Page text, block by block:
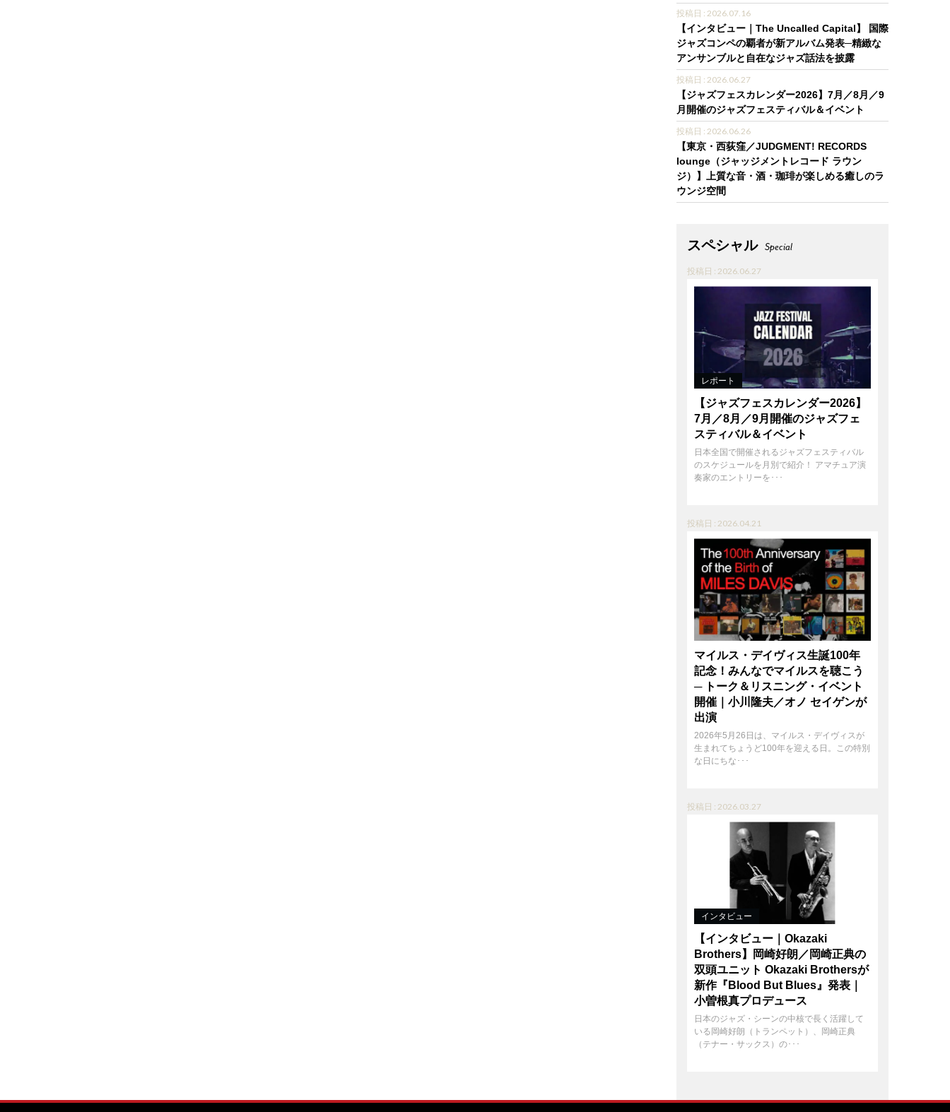
投稿日 : 2026.07.16
【インタビュー｜The Uncalled Capital】 国際
ジャズコンペの覇者が新アルバム発表─精緻な
アンサンブルと自在なジャズ話法を披露
投稿日 : 2026.06.27
【ジャズフェスカレンダー2026】7月／8月／9
月開催のジャズフェスティバル＆イベント
投稿日 : 2026.06.26
【東京・西荻窪／JUDGMENT! RECORDS
lounge（ジャッジメントレコード ラウン
ジ）】上質な音・酒・珈琲が楽しめる癒しのラ
ウンジ空間
スペシャル Special
投稿日 : 2026.06.27
レポート
【ジャズフェスカレンダー2026】
7月／8月／9月開催のジャズフェ
スティバル＆イベント
日本全国で開催されるジャズフェスティバル
のスケジュールを月別で紹介！ アマチュア演
奏家のエントリーを･･･
投稿日 : 2026.04.21
マイルス・デイヴィス生誕100年
記念！みんなでマイルスを聴こう
─ トーク＆リスニング・イベント
開催｜小川隆夫／オノ セイゲンが
出演
2026年5月26日は、マイルス・デイヴィスが
生まれてちょうど100年を迎える日。この特別
な日にちな･･･
投稿日 : 2026.03.27
インタビュー
【インタビュー｜Okazaki
Brothers】岡崎好朗／岡崎正典の
双頭ユニット Okazaki Brothersが
新作『Blood But Blues』発表｜
小曽根真プロデュース
日本のジャズ・シーンの中核で長く活躍して
いる岡崎好朗（トランペット）、岡崎正典
（テナー・サックス）の･･･